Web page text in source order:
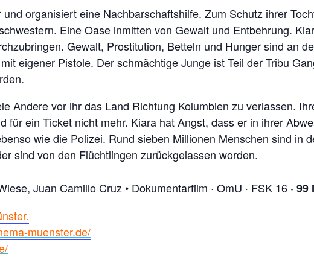
organisiert eine Nachbarschaftshilfe. Zum Schutz ihrer
Eine Oase inmitten von Gewalt und Entbehrung.
Gewalt, Prostitution, Betteln und Hunger sind an
eigener Pistole. Der schmächtige Junge ist Teil der Tribu
Andere vor ihr das Land Richtung Kolumbien zu verlassen.
für ein Ticket nicht mehr. Kiara hat Angst, dass er in ihrer
wie die Polizei. Rund sieben Millionen Menschen sind in
sind von den Flüchtlingen zurückgelassen worden.
Juan Camillo Cruz • Dokumentarfilm · OmU · FSK 16 · 99
muenster.de/